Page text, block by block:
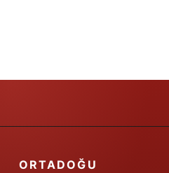
Iğdır
ORTADOĞU